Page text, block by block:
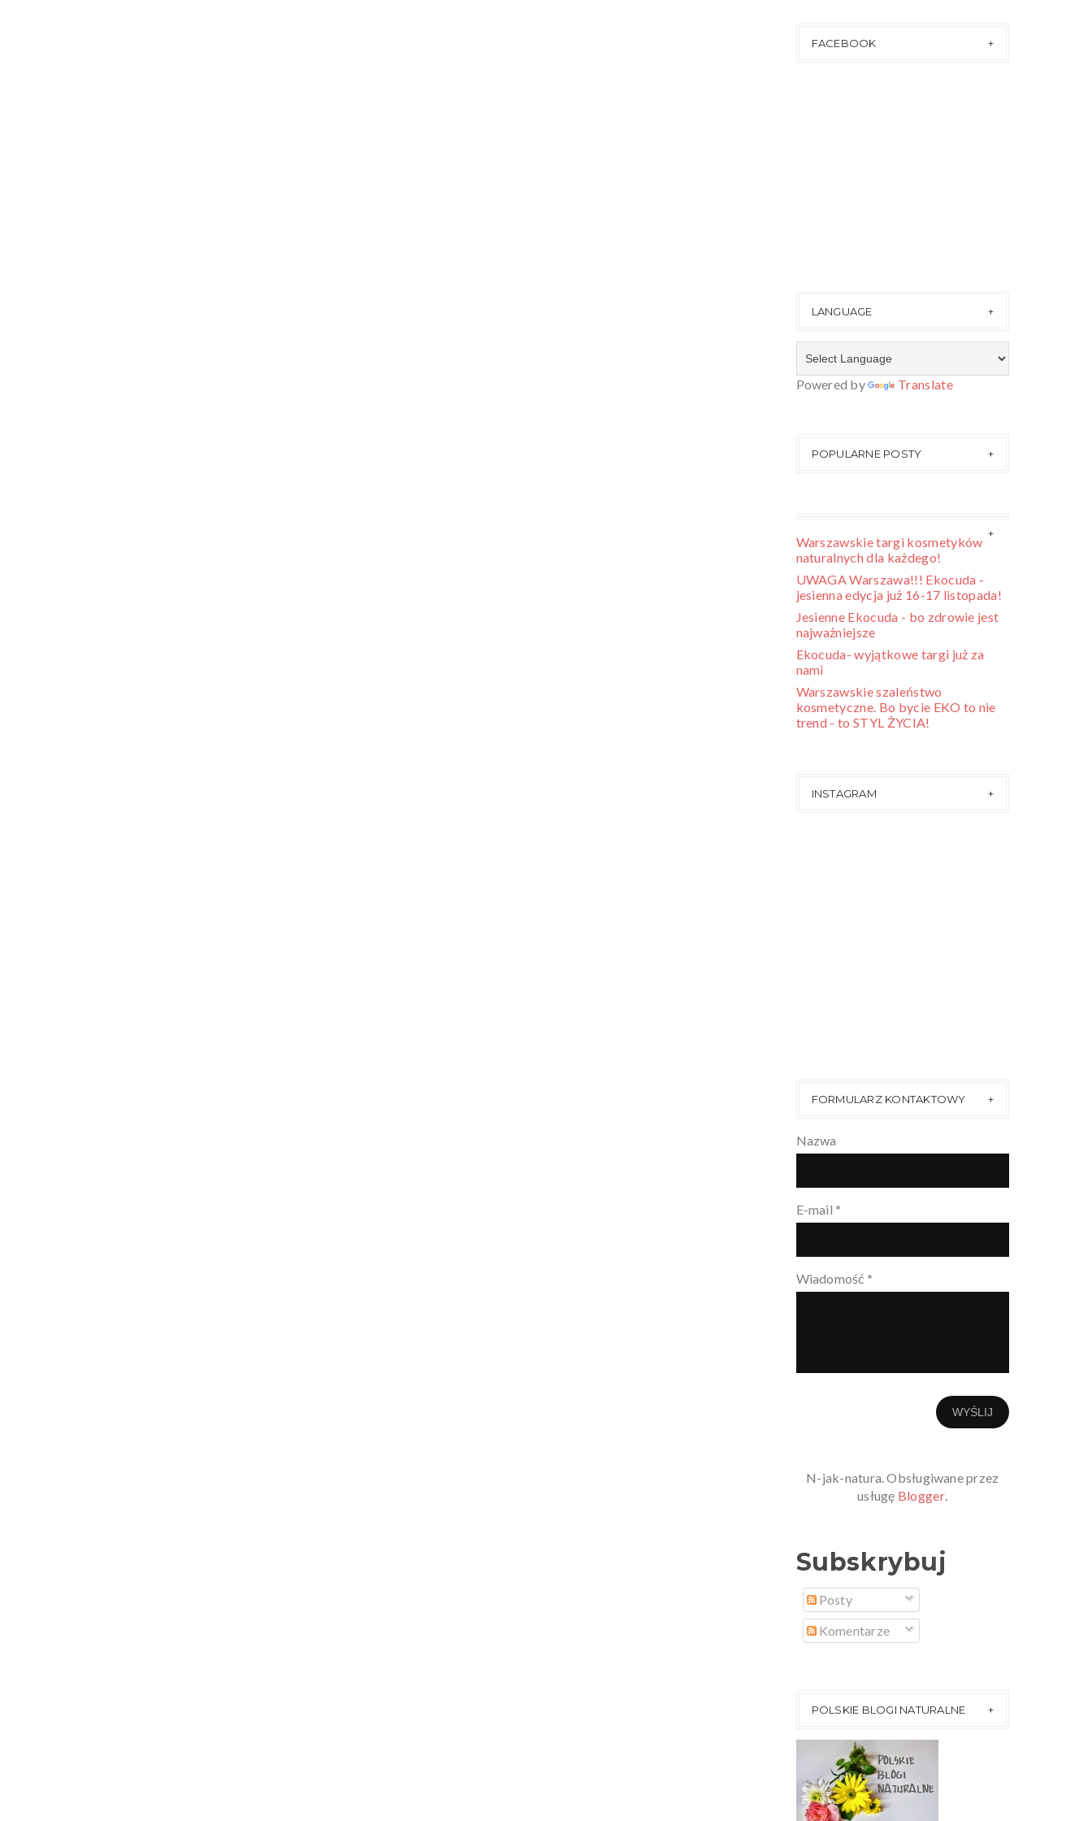
FACEBOOK
LANGUAGE
Powered by Translate
POPULARNE POSTY
Warszawskie targi kosmetyków
naturalnych dla każdego!
UWAGA Warszawa!!! Ekocuda -
jesienna edycja już 16-17 listopada!
Jesienne Ekocuda - bo zdrowie jest
najważniejsze
Ekocuda- wyjątkowe targi już za
nami
Warszawskie szaleństwo
kosmetyczne. Bo bycie EKO to nie
trend - to STYL ŻYCIA!
INSTAGRAM
FORMULARZ KONTAKTOWY
Nazwa
E-mail *
Wiadomość *
N-jak-natura. Obsługiwane przez
usługę Blogger.
Subskrybuj
Posty
Komentarze
POLSKIE BLOGI NATURALNE